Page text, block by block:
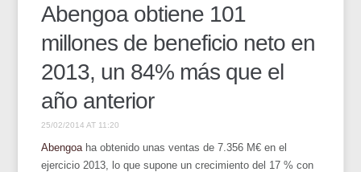
Abengoa obtiene 101
millones de beneficio neto en
2013, un 84% más que el
año anterior
25/02/2014 AT 11:20
Abengoa ha obtenido unas ventas de 7.356 M€ en el
ejercicio 2013, lo que supone un crecimiento del 17 % con